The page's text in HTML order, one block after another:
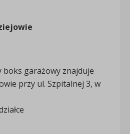
boks garażowy znajduje
przy ul. Szpitalnej 3, w